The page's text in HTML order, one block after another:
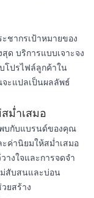
ชากรเป้าหมายของ
ด บริการแบบเจาะจง
โปรไฟล์ลูกค้าใน
ะแปลเป็นผลลัพธ์
ม่ำเสมอ
พบกับแบรนด์ของคุณ
ค่านิยมให้สม่ำเสมอ
างใจและการจดจำ
สับสนและบ่อน
ยสร้าง